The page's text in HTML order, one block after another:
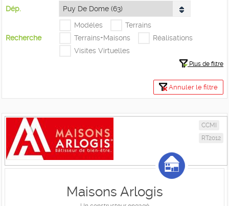
Dép.
Recherche
Modéles
Terrains
Terrains+Maisons
Réalisations
Visites Virtuelles
Plus de filtre
Annuler le filtre
CCMI
RT2012
Maisons Arlogis